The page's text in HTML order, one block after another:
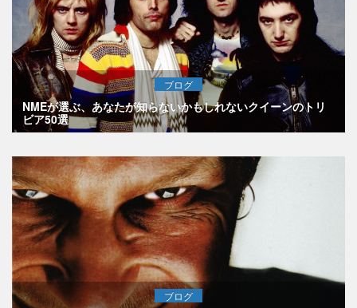
ブログ
NMEが選ぶ、あなたが知らないかもしれないクイーンのトリ
ビア50選
ブログ